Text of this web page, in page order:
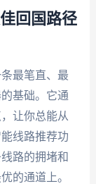
回国路径
最笔直、最
基础。它通
让你总能从
线路推荐功
路的拥堵和
的通道上。